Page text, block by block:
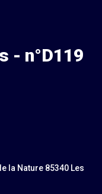
- n°D119
la Nature 85340 Les